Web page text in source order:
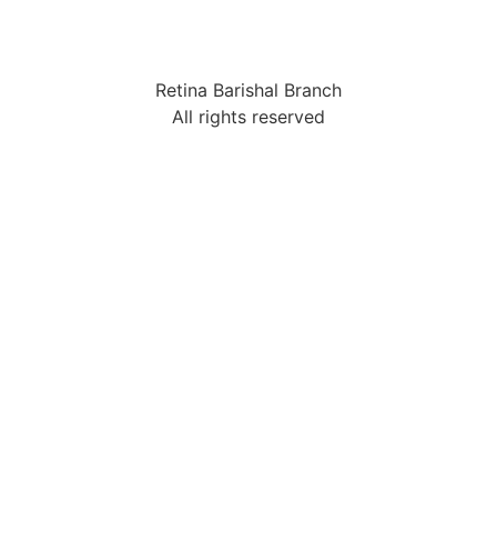
Retina Barishal Branch
All rights reserved